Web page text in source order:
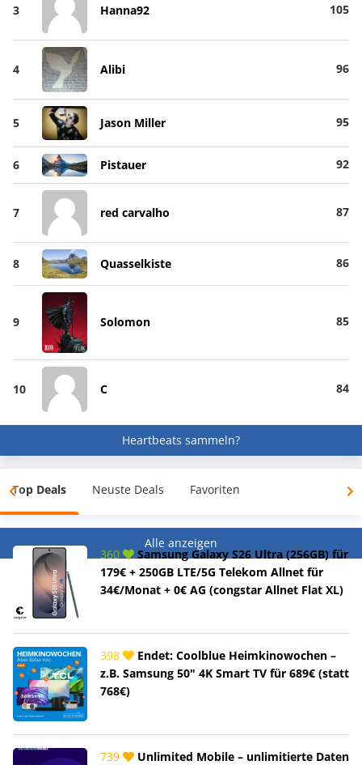
3 Hanna92 105
4 Alibi 96
5 Jason Miller 95
6 Pistauer 92
7 red carvalho 87
8 Quasselkiste 86
9 Solomon 85
10 C 84
Heartbeats sammeln?
Top Deals Neuste Deals Favoriten
Alle anzeigen
360
Samsung Galaxy S26 Ultra (256GB) für
179€ + 250GB LTE/5G Telekom Allnet für
34€/Monat + 0€ AG (congstar Allnet Flat XL)
398
Endet: Coolblue Heimkinowochen –
z.B. Samsung 50" 4K Smart TV für 689€ (statt
768€)
739
Unlimited Mobile – unlimitierte Daten